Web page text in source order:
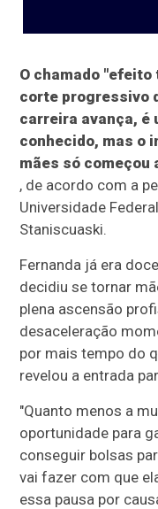
O chamado
corte progressivo
carreira avança, é
conhecido, mas o
mães só começou
, de acordo com a
Universidade
Staniscuaski.
Fernanda já era
decidiu se tornar
plena ascensão
desaceleração
por mais tempo do
revelou a entrada
"Quanto menos a
oportunidade para
conseguir bolsas
vai fazer com que
essa pausa por